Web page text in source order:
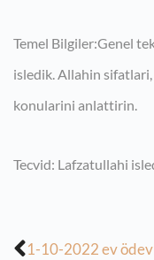
Temel Bilgiler:Genel
isledik. Allahin
konularini anlattirin.
Tecvid: Lafzatullahi
1-10-2022 ev